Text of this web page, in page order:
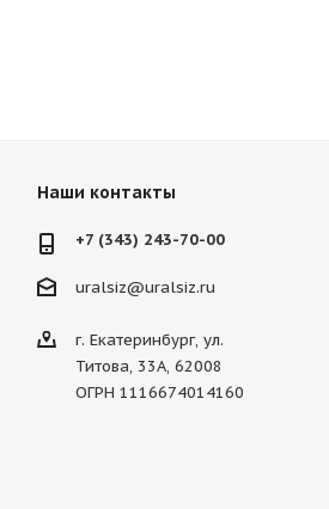
Наши контакты
+7 (343) 243-70-00
uralsiz@uralsiz.ru
г. Екатеринбург, ул.
Титова, 33А, 62008
ОГРН 1116674014160